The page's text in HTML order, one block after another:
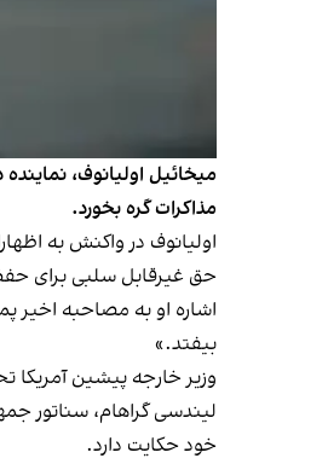
میخائیل اولیانوف،
مذاکرات گره بخورد.
اولیانوف در واکنش به
حق غیرقابل سلبی برای
اشاره او به مصاحبه اخیر
بیفتد.»
وزیر خارجه پیشین
لیندسی گراهام، سناتور جمهوری‌خواه
خود حکایت دارد.